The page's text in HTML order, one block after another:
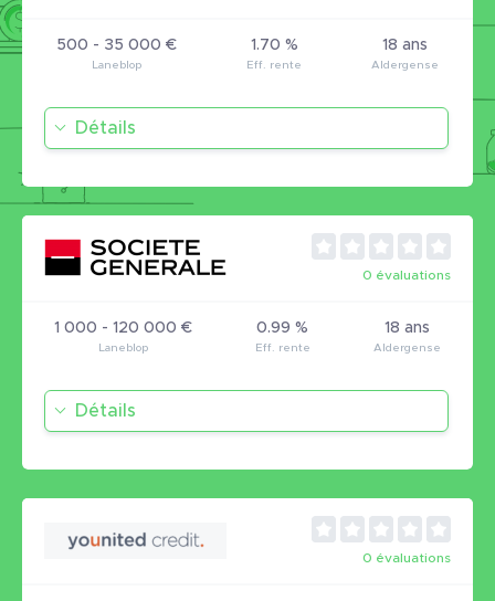
500 - 35 000 € 1.70 % 18 ans
Détails
1 000 - 120 000 € 0.99 %
0 évaluations
18 ans
Détails
0 évaluations